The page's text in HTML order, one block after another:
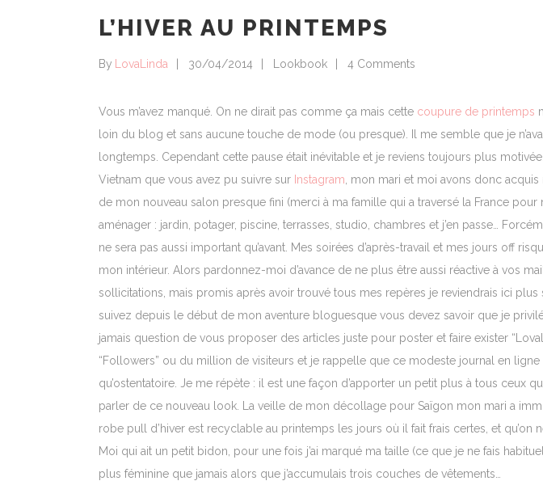
L’HIVER AU PRINTEMPS
By LovaLinda 30/04/2014 Lookbook 4 Comments
Vous m’avez manqué. On ne dirait pas comme ça mais cette coupure de printemps
loin du blog et sans aucune touche de mode (ou presque). Il me semble que je
longtemps. Cependant cette pause était inévitable et je reviens toujours plus
Vietnam que vous avez pu suivre sur Instagram , mon mari et moi avons donc
de mon nouveau salon presque fini (merci à ma famille qui a traversé la France pour
aménager : jardin, potager, piscine, terrasses, studio, chambres et j’en passe…
ne sera pas aussi important qu’avant. Mes soirées d’après-travail et mes jours off
mon intérieur. Alors pardonnez-moi d’avance de ne plus être aussi réactive à vos
sollicitations, mais promis après avoir trouvé tous mes repères je reviendrais ici
suivez depuis le début de mon aventure bloguesque vous devez savoir que je
jamais question de vous proposer des articles juste pour poster et faire exister
“Followers” ou du million de visiteurs et je rappelle que ce modeste journal en
qu’ostentatoire. Je me répète : il est une façon d’apporter un petit plus à tous ceux
parler de ce nouveau look. La veille de mon décollage pour Saïgon mon mari a
robe pull d’hiver est recyclable au printemps les jours où il fait frais certes, et qu’on
Moi qui ait un petit bidon, pour une fois j’ai marqué ma taille (ce que je ne fais
plus féminine que jamais alors que j’accumulais trois couches de vêtements…